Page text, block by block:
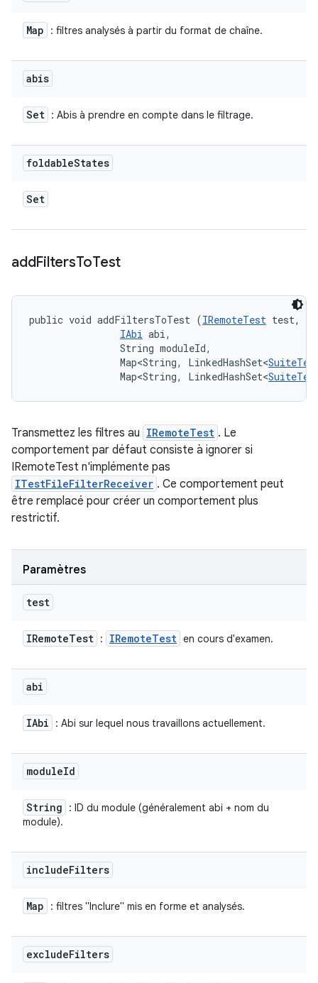
Map : filtres analysés à partir du format de chaîne.
abis
Set : Abis à prendre en compte dans le filtrage.
foldableStates
Set
addFiltersToTest
public void addFiltersToTest (IRemoteTest test,
IAbi abi,
                String moduleId,
                Map<String, LinkedHashSet<
                Map<String, LinkedHashSet<
Transmettez les filtres au IRemoteTest . Le
comportement par défaut consiste à ignorer si
IRemoteTest n'implémente pas
ITestFileFilterReceiver . Ce comportement peut
être remplacé pour créer un comportement plus
restrictif.
Paramètres
test
IRemoteTest : IRemoteTest en cours d'examen.
abi
IAbi : Abi sur lequel nous travaillons actuellement.
moduleId
String
: ID du module (généralement abi + nom du
module).
includeFilters
Map : filtres "Inclure" mis en forme et analysés.
excludeFilters